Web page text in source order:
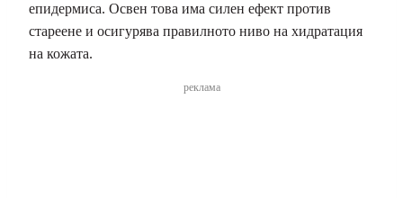
епидермиса. Освен това има силен ефект против
стареене и осигурява правилното ниво на хидратация
на кожата.
реклама